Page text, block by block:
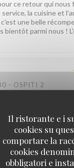
Il ristorante e i
cookies su
comportare la
cookies
obbligatori e
ce retour qui nous
service, la cuisine et
une belle
bientôt parmi nous !
- OSPITI 2
de cochon grillé.
une sorte de